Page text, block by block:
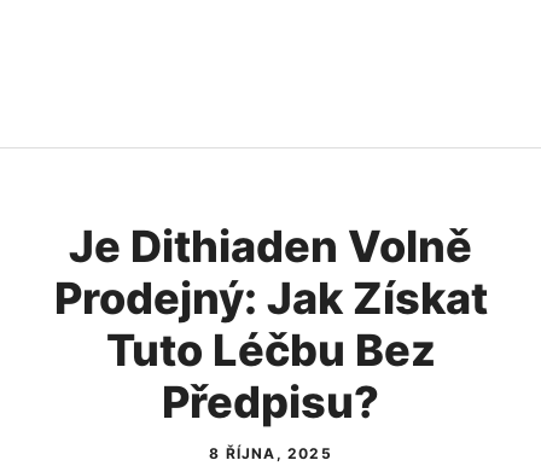
Je Dithiaden Volně
Prodejný: Jak Získat
Tuto Léčbu Bez
Předpisu?
8 ŘÍJNA, 2025